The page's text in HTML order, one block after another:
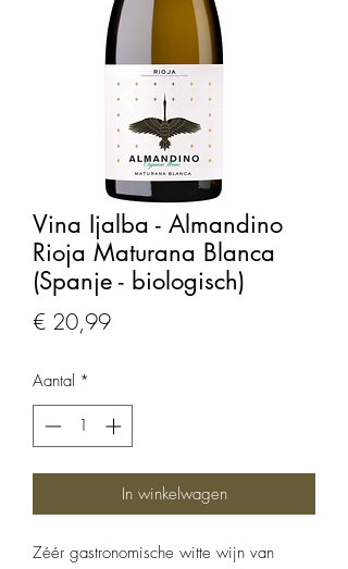
Vina Ijalba - Almandino
Rioja Maturana Blanca
(Spanje - biologisch)
€ 20,99Prijs
Aantal *
In winkelwagen
Zéér gastronomische witte wijn van